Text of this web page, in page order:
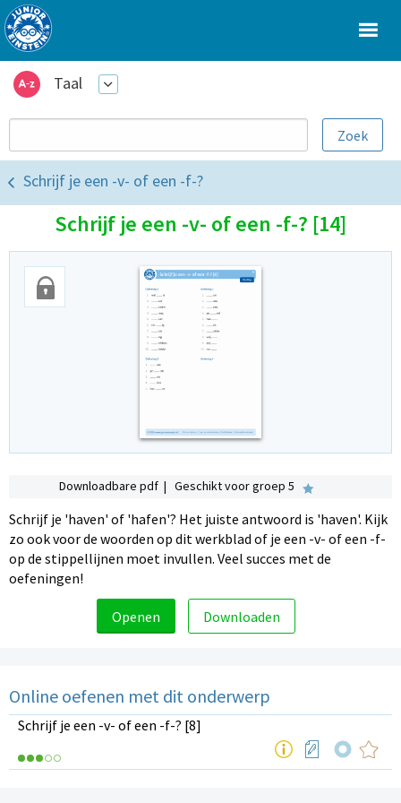
Taal
Schrijf je een -v- of een -f-?
Schrijf je een -v- of een -f-? [14]
Downloadbare pdf | Geschikt voor groep 5
Schrijf je 'haven' of 'hafen'? Het juiste antwoord is 'haven'. Kijk
zo ook voor de woorden op dit werkblad of je een -v- of een -f-
op de stippellijnen moet invullen. Veel succes met de
oefeningen!
Openen Downloaden
Online oefenen met dit onderwerp
Schrijf je een -v- of een -f-? [8]